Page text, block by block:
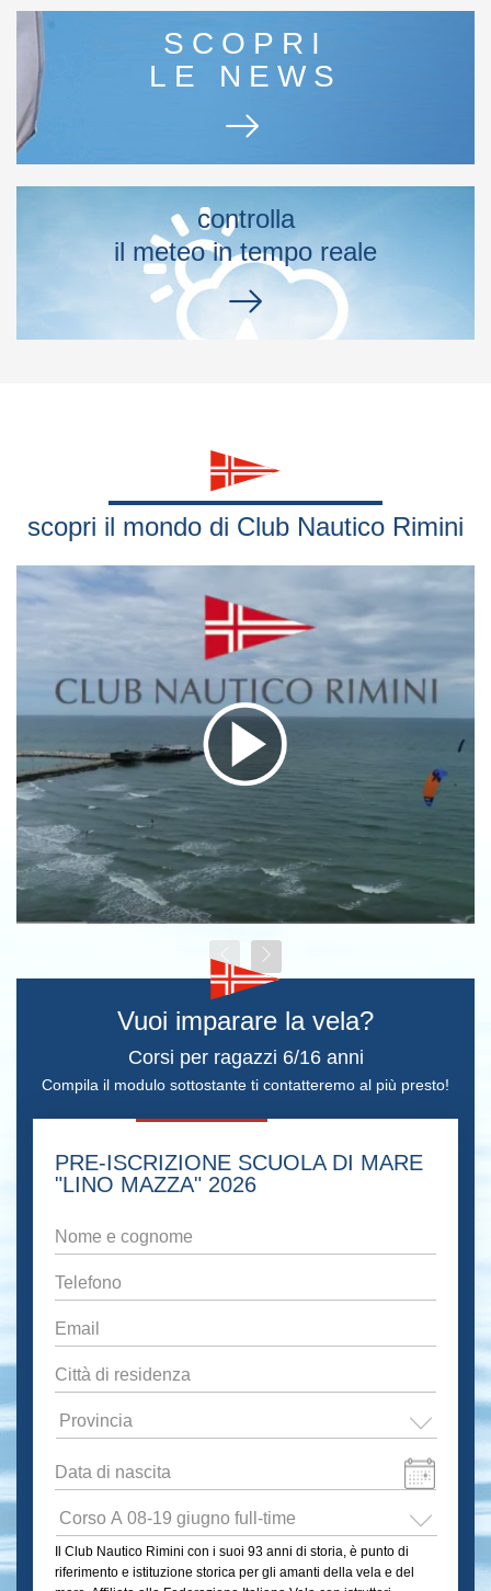
SCOPRI
LE NEWS
controlla
il meteo in tempo reale
scopri il mondo di Club Nautico Rimini
Vuoi imparare la vela?
Corsi per ragazzi 6/16 anni
Compila il modulo sottostante ti contatteremo al più presto!
PRE-ISCRIZIONE SCUOLA DI MARE
"LINO MAZZA" 2026
Nome
e
cognome
Telefono
Email
Città
di
residenza
Provincia
Data
di
nascita
data:GG
slash
Scuola
di
mare
"
Il Club Nautico Rimini con i suoi 93 anni di storia, è punto di
riferimento e istituzione storica per gli amanti della vela e del